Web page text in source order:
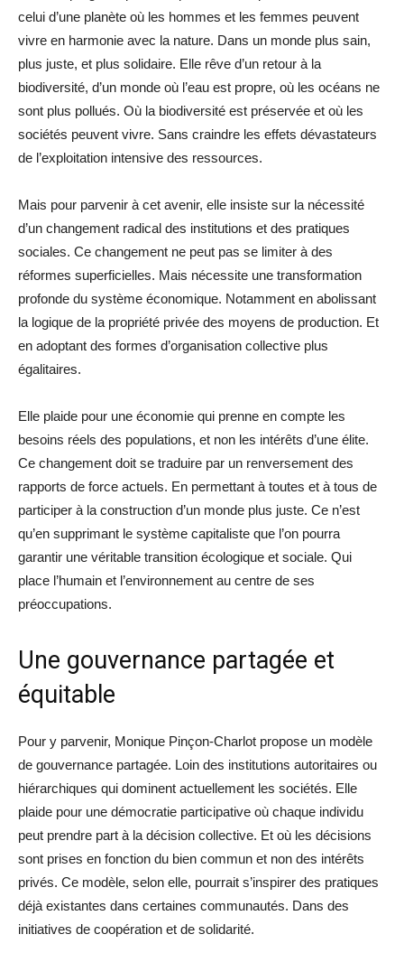
celui d’une planète où les hommes et les femmes peuvent
vivre en harmonie avec la nature. Dans un monde plus sain,
plus juste, et plus solidaire. Elle rêve d’un retour à la
biodiversité, d’un monde où l’eau est propre, où les océans ne
sont plus pollués. Où la biodiversité est préservée et où les
sociétés peuvent vivre. Sans craindre les effets dévastateurs
de l’exploitation intensive des ressources.
Mais pour parvenir à cet avenir, elle insiste sur la nécessité
d’un changement radical des institutions et des pratiques
sociales. Ce changement ne peut pas se limiter à des
réformes superficielles. Mais nécessite une transformation
profonde du système économique. Notamment en abolissant
la logique de la propriété privée des moyens de production. Et
en adoptant des formes d’organisation collective plus
égalitaires.
Elle plaide pour une économie qui prenne en compte les
besoins réels des populations, et non les intérêts d’une élite.
Ce changement doit se traduire par un renversement des
rapports de force actuels. En permettant à toutes et à tous de
participer à la construction d’un monde plus juste. Ce n’est
qu’en supprimant le système capitaliste que l’on pourra
garantir une véritable transition écologique et sociale. Qui
place l’humain et l’environnement au centre de ses
préoccupations.
Une gouvernance partagée et
équitable
Pour y parvenir, Monique Pinçon-Charlot propose un modèle
de gouvernance partagée. Loin des institutions autoritaires ou
hiérarchiques qui dominent actuellement les sociétés. Elle
plaide pour une démocratie participative où chaque individu
peut prendre part à la décision collective. Et où les décisions
sont prises en fonction du bien commun et non des intérêts
privés. Ce modèle, selon elle, pourrait s’inspirer des pratiques
déjà existantes dans certaines communautés. Dans des
initiatives de coopération et de solidarité.